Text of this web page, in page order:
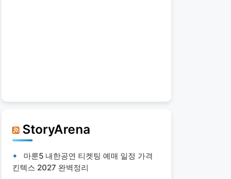
StoryArena
마룬5 내한공연 티켓팅 예매 일정 가격
킨텍스 2027 완벽정리